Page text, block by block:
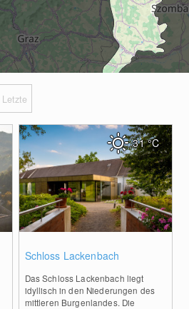
Letzte
Schloss Lackenbach
Das Schloss Lackenbach liegt
idyllisch in den Niederungen des
mittleren Burgenlandes. Die
31°C